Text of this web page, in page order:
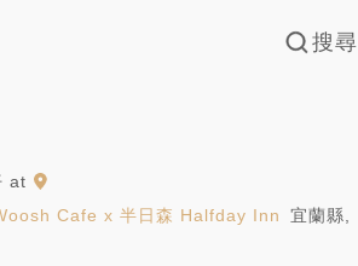
搜尋
at
Cafe x 半日森 Halfday Inn
宜蘭縣